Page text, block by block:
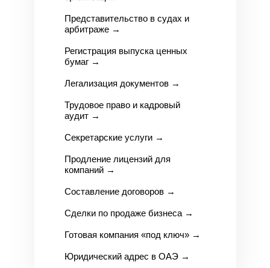
Представительство в судах и
арбитраже→
Регистрация выпуска ценных
бумаг→
Легализация документов→
Трудовое право и кадровый
аудит→
Секретарские услуги→
Продление лицензий для
компаний→
Составление договоров→
Сделки по продаже бизнеса→
Готовая компания «под ключ»→
Юридический адрес в ОАЭ→